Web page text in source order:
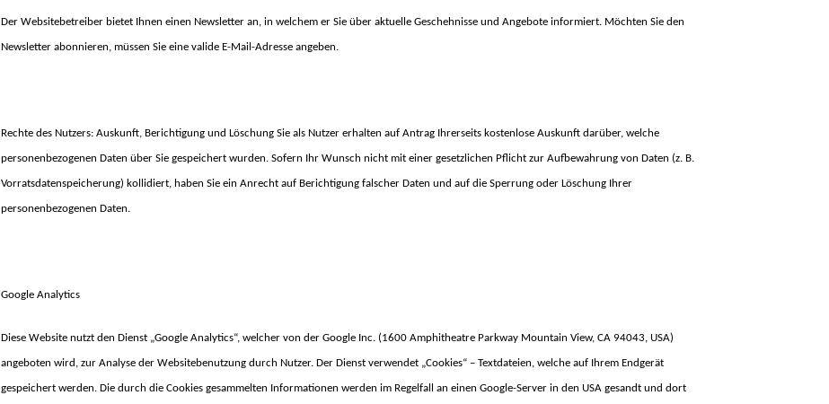
Der Websitebetreiber bietet Ihnen einen Newsletter an, in welchem er Sie über aktuelle Geschehnisse und Angebote informiert. Möchten Sie den
Newsletter abonnieren, müssen Sie eine valide E-Mail-Adresse angeben.
Rechte des Nutzers: Auskunft, Berichtigung und Löschung Sie als Nutzer erhalten auf Antrag Ihrerseits kostenlose Auskunft darüber, welche
personenbezogenen Daten über Sie gespeichert wurden. Sofern Ihr Wunsch nicht mit einer gesetzlichen Pflicht zur Aufbewahrung von Daten (z. B.
Vorratsdatenspeicherung) kollidiert, haben Sie ein Anrecht auf Berichtigung falscher Daten und auf die Sperrung oder Löschung Ihrer
personenbezogenen Daten.
Google Analytics
Diese Website nutzt den Dienst „Google Analytics“, welcher von der Google Inc. (1600 Amphitheatre Parkway Mountain View, CA 94043, USA)
angeboten wird, zur Analyse der Websitebenutzung durch Nutzer. Der Dienst verwendet „Cookies“ – Textdateien, welche auf Ihrem Endgerät
gespeichert werden. Die durch die Cookies gesammelten Informationen werden im Regelfall an einen Google-Server in den USA gesandt und dort